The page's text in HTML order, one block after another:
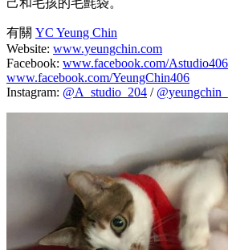
己和毛孩的毛氈袋。
有關 YC Yeung Chin
Website: www.yeungchin.com
Facebook: www.facebook.com/Astudio406
www.facebook.com/YeungChin406
Instagram: @A_studio_204 /